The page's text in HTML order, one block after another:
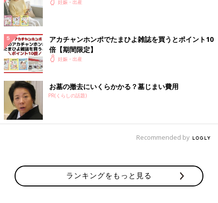
妊娠・出産
アカチャンホンポでたまひよ雑誌を買うとポイント10
倍【期間限定】
妊娠・出産
お墓の撤去にいくらかかる？墓じまい費用
PR(くらしの話題)
Recommended by
ランキングをもっと見る